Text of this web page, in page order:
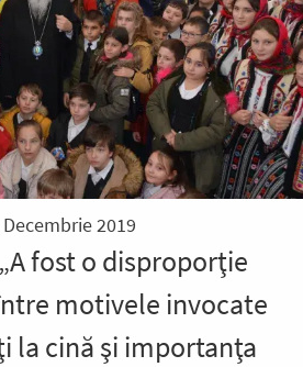
Decembrie 2019
fost o disproporţie
motivele invocate
la cină şi importanţa